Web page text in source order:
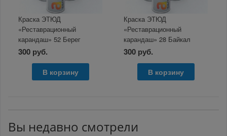
Краска ЭТЮД
«Реставрационный
карандаш» 52 Берег
слоновой кости, 12мл
300 руб.
В корзину
Краска ЭТЮД
«Реставрационный
карандаш» 28 Байкал
металлик 12мл
300 руб.
В корзину
Вы недавно смотрели